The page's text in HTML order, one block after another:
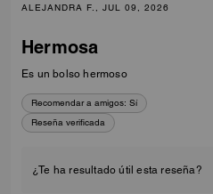
ALEJANDRA F., JUL 09, 2026
Hermosa
Es un bolso hermoso
Recomendar a amigos: Sí
Reseña verificada
¿Te ha resultado útil esta reseña?